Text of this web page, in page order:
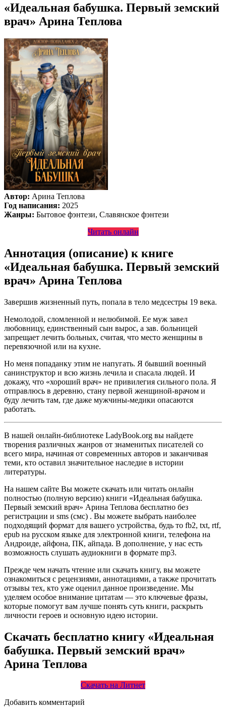
«Идеальная бабушка. Первый земский
врач» Арина Теплова
Автор: Арина Теплова
Год написания: 2025
Жанры: Бытовое фэнтези, Славянское фэнтези
Читать онлайн
Аннотация (описание) к книге
«Идеальная бабушка. Первый земский
врач» Арина Теплова
Завершив жизненный путь, попала в тело медсестры 19 века.
Немолодой, сломленной и нелюбимой. Ее муж завел
любовницу, единственный сын вырос, а зав. больницей
запрещает лечить больных, считая, что место женщины в
перевязочной или на кухне.
Но меня попаданку этим не напугать. Я бывший военный
санинструктор и всю жизнь лечила и спасала людей. И
докажу, что «хороший врач» не привилегия сильного пола. Я
отправлюсь в деревню, стану первой женщиной-врачом и
буду лечить там, где даже мужчины-медики опасаются
работать.
В нашей онлайн-библиотеке LadyBook.org вы найдете
творения различных жанров от знаменитых писателей со
всего мира, начиная от современных авторов и заканчивая
теми, кто оставил значительное наследие в истории
литературы.
На нашем сайте Вы можете скачать или читать онлайн
полностью (полную версию) книги «Идеальная бабушка.
Первый земский врач» Арина Теплова бесплатно без
регистрации и sms (смс) . Вы можете выбрать наиболее
подходящий формат для вашего устройства, будь то fb2, txt, rtf,
epub на русском языке для электронной книги, телефона на
Андроиде, айфона, ПК, айпада. В дополнение, у нас есть
возможность слушать аудиокниги в формате mp3.
Прежде чем начать чтение или скачать книгу, вы можете
ознакомиться с рецензиями, аннотациями, а также прочитать
отзывы тех, кто уже оценил данное произведение. Мы
уделяем особое внимание цитатам — это ключевые фразы,
которые помогут вам лучше понять суть книги, раскрыть
личности героев и основную идею истории.
Скачать бесплатно книгу «Идеальная
бабушка. Первый земский врач»
Арина Теплова
Скачать на Литнет
Добавить комментарий